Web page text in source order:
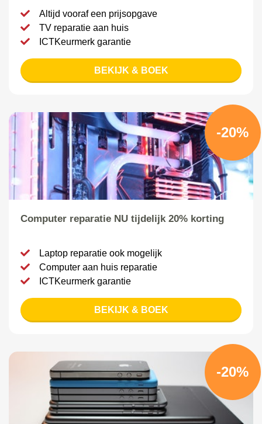
Altijd vooraf een prijsopgave
TV reparatie aan huis
ICTKeurmerk garantie
BEKIJK & BOEK
-20%
Computer reparatie NU tijdelijk 20% korting
Laptop reparatie ook mogelijk
Computer aan huis reparatie
ICTKeurmerk garantie
BEKIJK & BOEK
-20%